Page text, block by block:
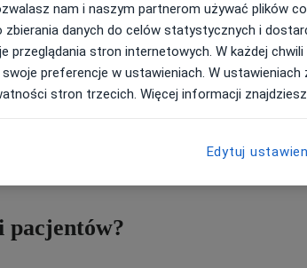
prawdziwy postęp technologiczny. Nie tylko czymś
stało się oprogramowanie do zarządzania
social media. Pomimo tego rozwoju nadal są
cieniem na zyskach placówki. Jednym z takich
pacjentów?
nam i naszym partnerom używać plików
zbierania danych do celów statystycznych i
przeglądania stron internetowych. W każdej
preferencje w ustawieniach. W ustawieniach
stron trzecich. Więcej informacji
Edytuj